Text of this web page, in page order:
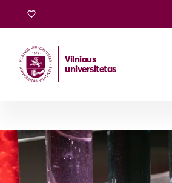
Vilniaus
universitetas